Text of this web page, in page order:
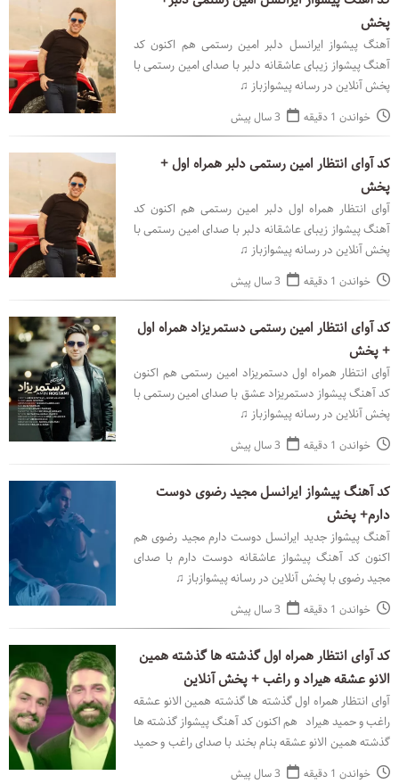
پخش
آهنگ پیشواز ایرانسل دلبر امین رستمی هم اکنون کد
آهنگ پیشواز زیبای عاشقانه دلبر با صدای امین رستمی با
پخش آنلاین در رسانه پیشوازباز ♫
خواندن 1 دقیقه 3 سال پیش
کد آوای انتظار امین رستمی دلبر همراه اول +
پخش
آوای انتظار همراه اول دلبر امین رستمی هم اکنون کد
آهنگ پیشواز زیبای عاشقانه دلبر با صدای امین رستمی با
پخش آنلاین در رسانه پیشوازباز ♫
خواندن 1 دقیقه 3 سال پیش
کد آوای انتظار امین رستمی دستمریزاد همراه اول
+ پخش
آوای انتظار همراه اول دستمریزاد امین رستمی هم اکنون
کد آهنگ پیشواز دستمریزاد عشق با صدای امین رستمی با
پخش آنلاین در رسانه پیشوازباز ♫
خواندن 1 دقیقه 3 سال پیش
کد آهنگ پیشواز ایرانسل مجید رضوی دوست
دارم+ پخش
آهنگ پیشواز جدید ایرانسل دوست دارم مجید رضوی هم
اکنون کد آهنگ پیشواز عاشقانه دوست دارم با صدای
مجید رضوی با پخش آنلاین در رسانه پیشوازباز ♫
خواندن 1 دقیقه 3 سال پیش
کد آوای انتظار همراه اول گذشته ها گذشته همین
الانو عشقه هیراد و راغب + پخش آنلاین
آوای انتظار همراه اول گذشته ها گذشته همین الانو عشقه
راغب و حمید هیراد هم اکنون کد آهنگ پیشواز گذشته ها
گذشته همین الانو عشقه بنام بخند با صدای راغب و حمید
هیراد با پخش آنلاین در رسانه پیشوازباز
خواندن 1 دقیقه 3 سال پیش